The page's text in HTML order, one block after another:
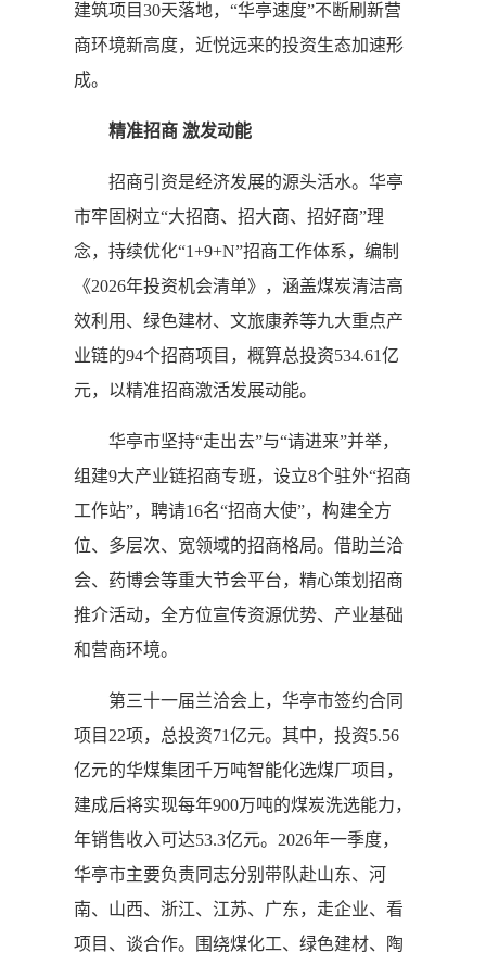
建筑项目30天落地，“华亭速度”不断刷新营
商环境新高度，近悦远来的投资生态加速形
成。
精准招商 激发动能
招商引资是经济发展的源头活水。华亭
市牢固树立“大招商、招大商、招好商”理
念，持续优化“1+9+N”招商工作体系，编制
《2026年投资机会清单》，涵盖煤炭清洁高
效利用、绿色建材、文旅康养等九大重点产
业链的94个招商项目，概算总投资534.61亿
元，以精准招商激活发展动能。
华亭市坚持“走出去”与“请进来”并举，
组建9大产业链招商专班，设立8个驻外“招商
工作站”，聘请16名“招商大使”，构建全方
位、多层次、宽领域的招商格局。借助兰洽
会、药博会等重大节会平台，精心策划招商
推介活动，全方位宣传资源优势、产业基础
和营商环境。
第三十一届兰洽会上，华亭市签约合同
项目22项，总投资71亿元。其中，投资5.56
亿元的华煤集团千万吨智能化选煤厂项目，
建成后将实现每年900万吨的煤炭洗选能力，
年销售收入可达53.3亿元。2026年一季度，
华亭市主要负责同志分别带队赴山东、河
南、山西、浙江、江苏、广东，走企业、看
项目、谈合作。围绕煤化工、绿色建材、陶